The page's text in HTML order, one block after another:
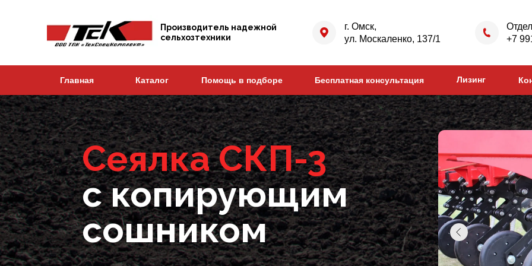
+7
г. Омск,
ул. Москаленко, 137/1
Производитель надежной
сельхозтехники
Каталог Бесплатная консультация
Помощь в подборе
Главная Лизинг
Сеялка СКП-3
с копирующим
сошником